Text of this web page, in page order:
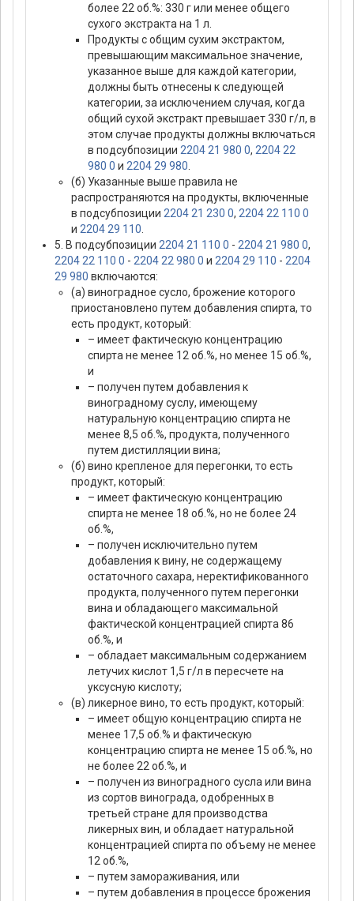
более 22 об.%: 330 г или менее общего
сухого экстракта на 1 л.
Продукты с общим сухим экстрактом,
превышающим максимальное значение,
указанное выше для каждой категории,
должны быть отнесены к следующей
категории, за исключением случая, когда
общий сухой экстракт превышает 330 г/л, в
этом случае продукты должны включаться
в подсубпозиции 2204 21 980 0, 2204 22
980 0 и 2204 29 980
(б) Указанные выше правила не
распространяются на продукты, включенные
в подсубпозиции 2204 21 230 0, 2204 22 110 0
и 2204 29 110
5. В подсубпозиции 2204 21 110 0 - 2204 21 980 0,
2204 22 110 0 - 2204 22 980 0 и 2204 29 110 - 2204
29 980 включаются:
(а) виноградное сусло, брожение которого
приостановлено путем добавления спирта, то
есть продукт, который:
– имеет фактическую концентрацию
спирта не менее 12 об.%, но менее 15 об.%,
и
– получен путем добавления к
виноградному суслу, имеющему
натуральную концентрацию спирта не
менее 8,5 об.%, продукта, полученного
путем дистилляции вина;
(б) вино крепленое для перегонки, то есть
продукт, который:
– имеет фактическую концентрацию
спирта не менее 18 об.%, но не более 24
об.%,
– получен исключительно путем
добавления к вину, не содержащему
остаточного сахара, неректификованного
продукта, полученного путем перегонки
вина и обладающего максимальной
фактической концентрацией спирта 86
об.%, и
– обладает максимальным содержанием
летучих кислот 1,5 г/л в пересчете на
уксусную кислоту;
(в) ликерное вино, то есть продукт, который:
– имеет общую концентрацию спирта не
менее 17,5 об.% и фактическую
концентрацию спирта не менее 15 об.%, но
не более 22 об.%, и
– получен из виноградного сусла или вина
из сортов винограда, одобренных в
третьей стране для производства
ликерных вин, и обладает натуральной
концентрацией спирта по объему не менее
12 об.%,
– путем замораживания, или
– путем добавления в процессе брожения